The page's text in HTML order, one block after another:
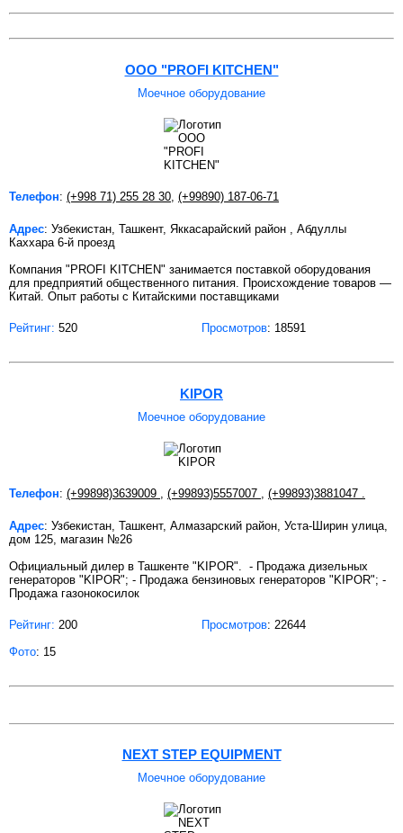
ООО "PROFI KITCHEN"
Моечное оборудование
Телефон: (+998 71) 255 28 30 (+99890) 187-06-71
Адрес: Узбекистан, Ташкент, Яккасарайский район , Абдуллы
Каххара 6-й проезд
Компания "PROFI KITCHEN" занимается поставкой оборудования
для предприятий общественного питания. Происхождение товаров —
Китай. Опыт работы с Китайскими поставщиками
Рейтинг: 520 Просмотров: 18591
KIPOR
Моечное оборудование
Телефон: (+99898)3639009 (+99893)5557007 (+99893)3881047 .
Адрес: Узбекистан, Ташкент, Алмазарский район, Уста-Ширин улица,
дом 125, магазин №26
Официальный дилер в Ташкенте "KIPOR". - Продажа дизельных
генераторов "KIPOR"; - Продажа бензиновых генераторов "KIPOR"; -
Продажа газонокосилок
Рейтинг: 200 Просмотров: 22644
Фото: 15
NEXT STEP EQUIPMENT
Моечное оборудование